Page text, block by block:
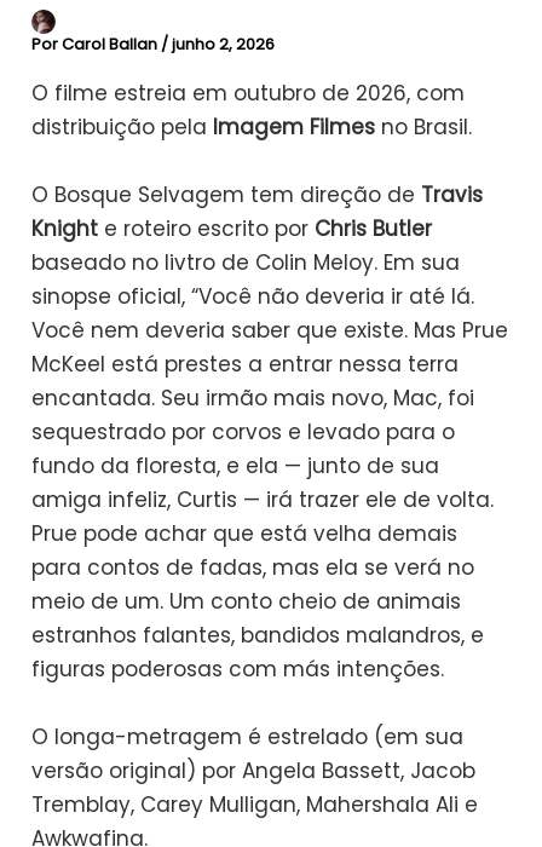
PorCarol Ballan /junho 2, 2026
O filme estreia em outubro de 2026, com
distribuição pela Imagem Filmes no Brasil.
O Bosque Selvagem tem direção de Travis
Knight e roteiro escrito por Chris Butler
baseado no livtro de Colin Meloy. Em sua
sinopse oficial, “Você não deveria ir até lá.
Você nem deveria saber que existe. Mas Prue
McKeel está prestes a entrar nessa terra
encantada. Seu irmão mais novo, Mac, foi
sequestrado por corvos e levado para o
fundo da floresta, e ela — junto de sua
amiga infeliz, Curtis — irá trazer ele de volta.
Prue pode achar que está velha demais
para contos de fadas, mas ela se verá no
meio de um. Um conto cheio de animais
estranhos falantes, bandidos malandros, e
figuras poderosas com más intenções.
O longa-metragem é estrelado (em sua
versão original) por Angela Bassett, Jacob
Tremblay, Carey Mulligan, Mahershala Ali e
Awkwafina.